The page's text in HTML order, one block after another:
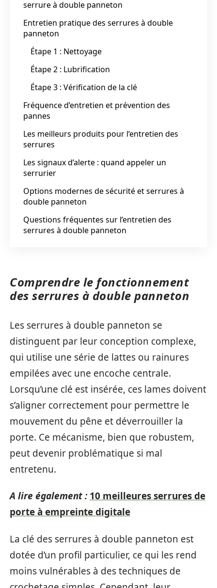
serrure à double panneton
Entretien pratique des serrures à double
panneton
Étape 1 : Nettoyage
Étape 2 : Lubrification
Étape 3 : Vérification de la clé
Fréquence d’entretien et prévention des
pannes
Les meilleurs produits pour l’entretien des
serrures
Les signaux d’alerte : quand appeler un
serrurier
Options modernes de sécurité et serrures à
double panneton
Questions fréquentes sur l’entretien des
serrures à double panneton
Comprendre le fonctionnement
des serrures à double panneton
Les serrures à double panneton se
distinguent par leur conception complexe,
qui utilise une série de lattes ou rainures
empilées avec une encoche centrale.
Lorsqu’une clé est insérée, ces lames doivent
s’aligner correctement pour permettre le
mouvement du pêne et déverrouiller la
porte. Ce mécanisme, bien que robustem,
peut devenir problématique si mal
entretenu.
A lire également : 10 meilleures serrures de
porte à empreinte digitale
La clé des serrures à double panneton est
dotée d’un profil particulier, ce qui les rend
moins vulnérables à des techniques de